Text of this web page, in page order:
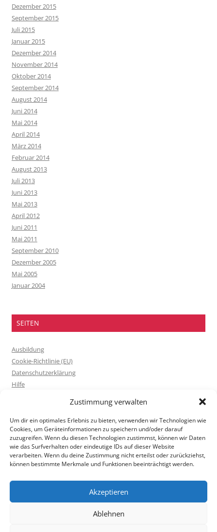
Zustimmung verwalten
Um dir ein optimales Erlebnis zu bieten, verwenden wir Technologien wie
Cookies, um Geräteinformationen zu speichern und/oder darauf
zuzugreifen. Wenn du diesen Technologien zustimmst, können wir Daten
wie das Surfverhalten oder eindeutige IDs auf dieser Website
verarbeiten. Wenn du deine Zustimmung nicht erteilst oder zurückziehst,
können bestimmte Merkmale und Funktionen beeinträchtigt werden.
Akzeptieren
Ablehnen
Dezember 2015
September 2015
Juli 2015
Januar 2015
Dezember 2014
November 2014
Oktober 2014
September 2014
August 2014
Juni 2014
Mai 2014
April 2014
März 2014
Februar 2014
August 2013
Juli 2013
Juni 2013
Mai 2013
April 2012
Juni 2011
Mai 2011
September 2010
Dezember 2005
Mai 2005
Januar 2004
SEITEN
Ausbildung
Cookie-Richtlinie (EU)
Datenschutzerklärung
Hilfe
Ziele
Bisher Erreichtes
Download
Mitgliedschaft
Kontakt